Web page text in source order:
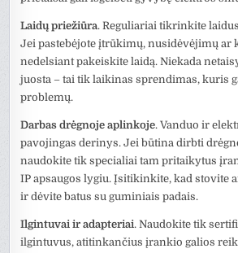
Laidų priežiūra. Reguliariai tikrinkite
Jei pastebėjote įtrūkimų, nusidėvėjimų ar
nedelsiant pakeiskite laidą. Niekada
juosta – tai tik laikinas sprendimas, kuris
problemų.
Darbas drėgnoje aplinkoje. Vanduo ir
pavojingas derinys. Jei būtina dirbti
naudokite tik specialiai tam pritaikytus
IP apsaugos lygiu. Įsitikinkite, kad stovite
ir dėvite batus su guminiais padais.
Ilgintuvai ir adapteriai. Naudokite tik
ilgintuvus, atitinkančius įrankio galios